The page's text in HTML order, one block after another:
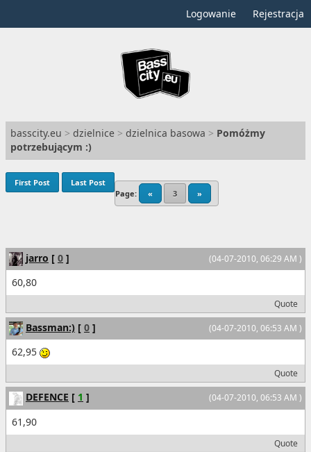
Logowanie Rejestracja
basscity.eu > dzielnice > dzielnica basowa > Pomóżmy
potrzebującym :)
Page: « 3 »
First Post Last Post
(04-07-2010, 06:29 AM )
jarro [ 0 ]
60,80
Quote
(04-07-2010, 06:53 AM )
Bassman:) [ 0 ]
62,95
Quote
(04-07-2010, 06:53 AM )
DEFENCE [ 1 ]
61,90
Quote